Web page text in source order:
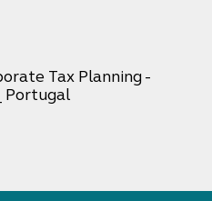
Tax Planning -
Portugal